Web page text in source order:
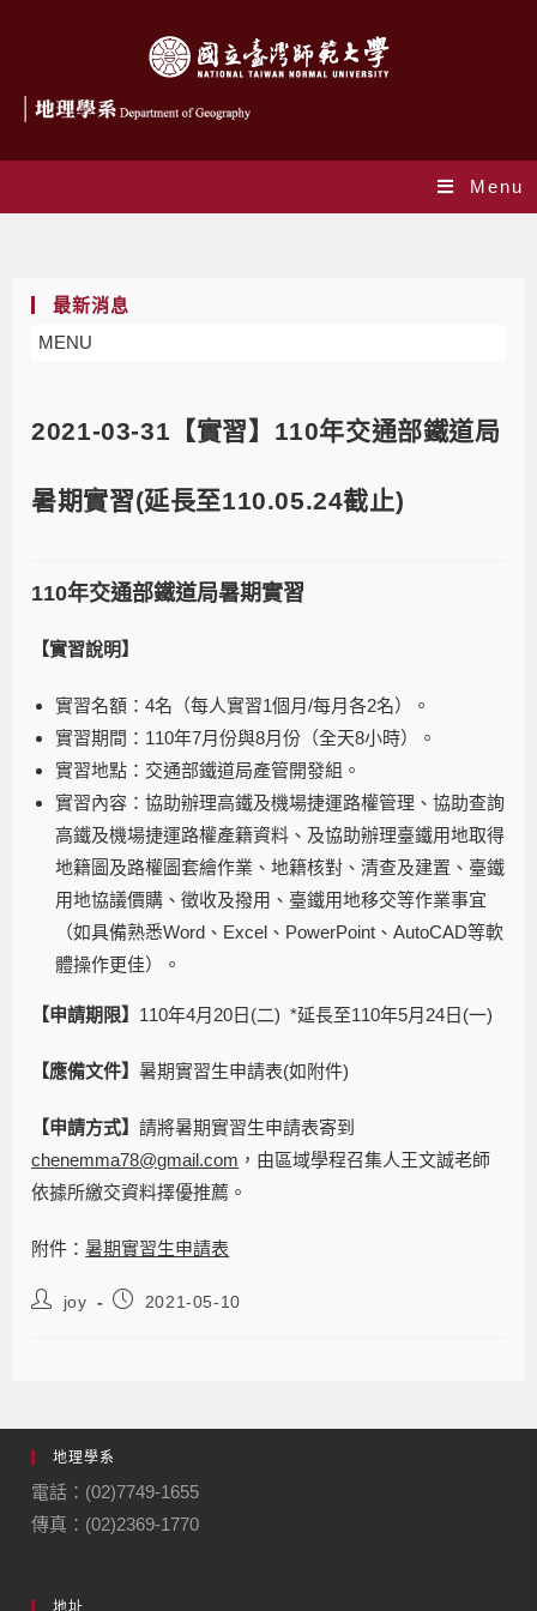
Menu
最新消息
MENU
2021-03-31【實習】110年交通部鐵道局
暑期實習(延長至110.05.24截止)
110年交通部鐵道局暑期實習
【實習說明】
實習名額：4名（每人實習1個月/每月各2名）。
實習期間：110年7月份與8月份（全天8小時）。
實習地點：交通部鐵道局產管開發組。
實習內容：協助辦理高鐵及機場捷運路權管理、協助查詢
高鐵及機場捷運路權產籍資料、及協助辦理臺鐵用地取得
地籍圖及路權圖套繪作業、地籍核對、清查及建置、臺鐵
用地協議價購、徵收及撥用、臺鐵用地移交等作業事宜
（如具備熟悉Word、Excel、PowerPoint、AutoCAD等軟
體操作更佳）。
【申請期限】 110年4月20日(二) *延長至110年5月24日(一)
【應備文件】暑期實習生申請表(如附件)
【申請方式】請將暑期實習生申請表寄到
chenemma78@gmail.com ，由區域學程召集人王文誠老師
依據所繳交資料擇優推薦。
附件：暑期實習生申請表
joy 2021-05-10
地理學系
電話：(02)7749-1655
傳真：(02)2369-1770
地址